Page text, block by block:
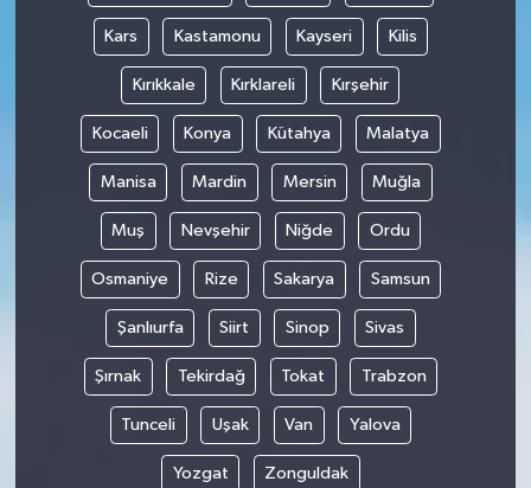
Kars Kastamonu Kayseri Kilis
Kırıkkale Kırklareli Kırşehir
Kocaeli Konya Kütahya Malatya
Manisa Mardin Mersin Muğla
Muş Nevşehir Niğde Ordu
Osmaniye Rize Sakarya Samsun
Şanlıurfa Siirt Sinop Sivas
Şırnak Tekirdağ Tokat Trabzon
Tunceli Uşak Van Yalova
Yozgat Zonguldak